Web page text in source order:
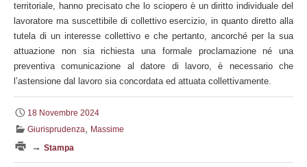
territoriale, hanno precisato che lo sciopero è un diritto individuale del
lavoratore ma suscettibile di collettivo esercizio, in quanto diretto alla
tutela di un interesse collettivo e che pertanto, ancorché per la sua
attuazione non sia richiesta una formale proclamazione né una
preventiva comunicazione al datore di lavoro, è necessario che
l’astensione dal lavoro sia concordata ed attuata collettivamente.
18 Novembre 2024
Giurisprudenza
Massime
→ Stampa